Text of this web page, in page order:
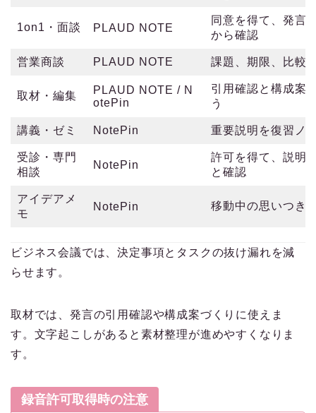
1on1・面談 PLAUD NOTE
同意を得て、発言
から確認
営業商談 PLAUD NOTE 課題、期限、比較
取材・編集
PLAUD NOTE / N
otePin
引用確認と構成案
う
講義・ゼミ NotePin 重要説明を復習ノ
受診・専門
相談
NotePin
許可を得て、説明
と確認
アイデアメ
モ
NotePin 移動中の思いつき
ビジネス会議では、決定事項とタスクの抜け漏れを減
らせます。
取材では、発言の引用確認や構成案づくりに使えま
す。文字起こしがあると素材整理が進めやすくなりま
す。
録音許可取得時の注意